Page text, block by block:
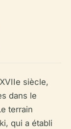
siècle,
dans le
terrain
qui a établi